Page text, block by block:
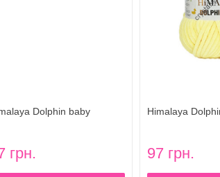
Dolphin baby
грн.
Himalaya
97 грн.